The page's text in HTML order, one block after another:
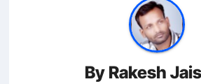
By Rakesh